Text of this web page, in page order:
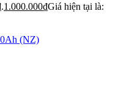
1.000.000₫Giá hiện tại là: